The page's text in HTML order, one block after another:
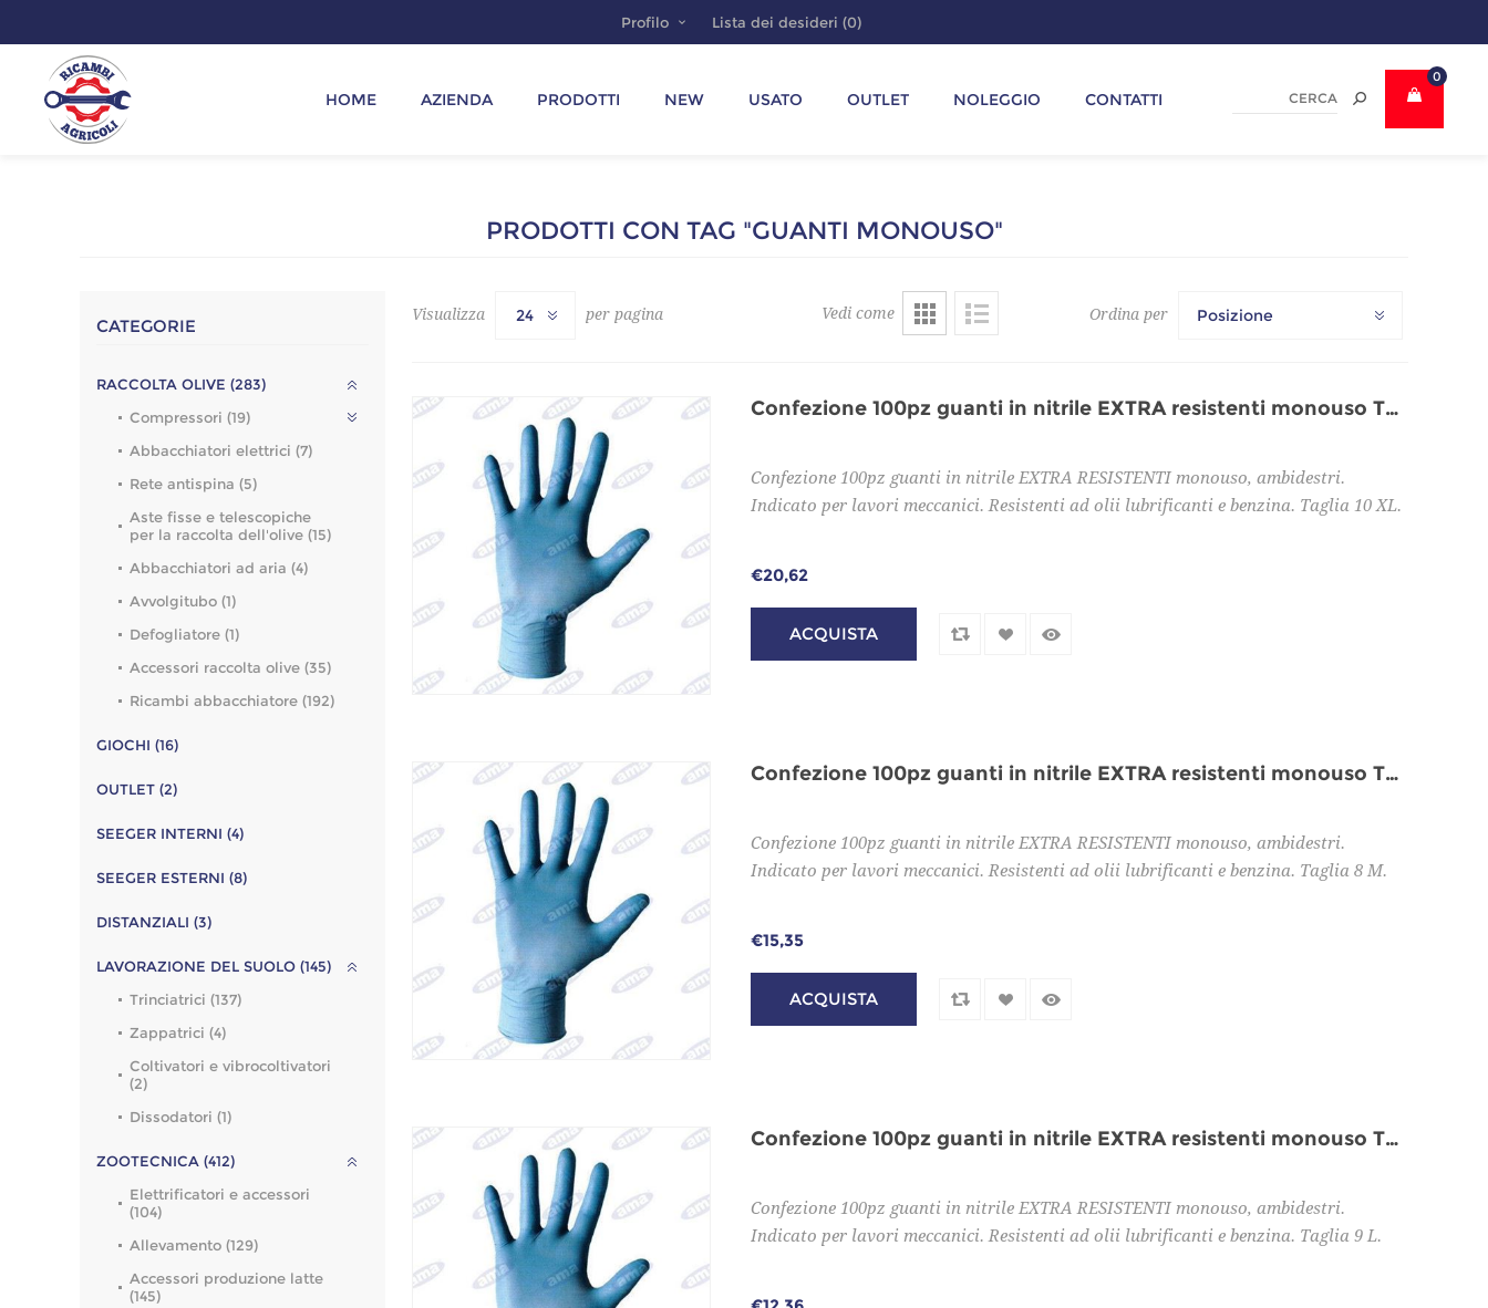
Profilo Lista dei desideri (0)
0
HOME AZIENDA PRODOTTI NEW USATO OUTLET NOLEGGIO CONTATTI
PRODOTTI CON TAG "GUANTI MONOUSO"
Vedi come Ordina per Posizione
Visualizza 24 per pagina
Confezione 100pz guanti in nitrile EXTRA resistenti monouso TG 10 XL
Confezione 100pz guanti in nitrile EXTRA RESISTENTI monouso, ambidestri.
Indicato per lavori meccanici. Resistenti ad olii lubrificanti e benzina. Taglia 10 XL.
€20,62
Confezione 100pz guanti in nitrile EXTRA resistenti monouso TG 8 M
Confezione 100pz guanti in nitrile EXTRA RESISTENTI monouso, ambidestri.
Indicato per lavori meccanici. Resistenti ad olii lubrificanti e benzina. Taglia 8 M.
€15,35
Confezione 100pz guanti in nitrile EXTRA resistenti monouso TG 9 L
Confezione 100pz guanti in nitrile EXTRA RESISTENTI monouso, ambidestri.
Indicato per lavori meccanici. Resistenti ad olii lubrificanti e benzina. Taglia 9 L.
CATEGORIE
RACCOLTA OLIVE (283)
Compressori (19)
Abbacchiatori elettrici (7)
Rete antispina (5)
Aste fisse e telescopiche
per la raccolta dell'olive (15)
Abbacchiatori ad aria (4)
Avvolgitubo (1)
Defogliatore (1)
Accessori raccolta olive (35)
Ricambi abbacchiatore (192)
GIOCHI (16)
OUTLET (2)
SEEGER INTERNI (4)
SEEGER ESTERNI (8)
DISTANZIALI (3)
LAVORAZIONE DEL SUOLO (145)
Trinciatrici (137)
Zappatrici (4)
Coltivatori e vibrocoltivatori
(2)
Dissodatori (1)
ZOOTECNICA (412)
Elettrificatori e accessori
(104)
Allevamento (129)
Accessori produzione latte
(145)